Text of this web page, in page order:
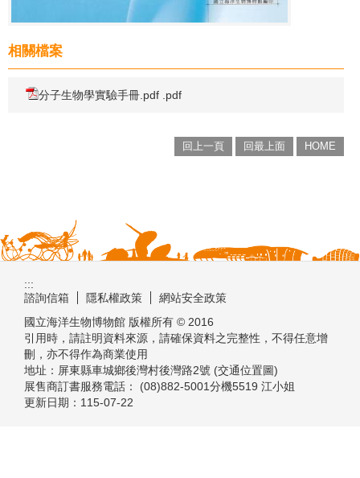
相關檔案
分子生物學實驗手冊.pdf .pdf
回上一頁 回最上面 HOME
:::
諮詢信箱
隱私權政策
網站安全政策
國立海洋生物博物館 版權所有 © 2016
引用時，請註明資料來源，請確保資料之完整性，不得任意增
刪，亦不得作為商業使用
地址：屏東縣車城鄉後灣村後灣路2號 (交通位置圖)
展售商訂書服務電話： (08)882-5001分機5519 江小姐
更新日期： 115-07-22